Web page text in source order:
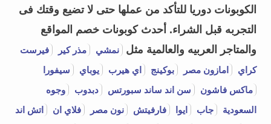
الكوبونات دوريا للتأكد من عملها حتى لا تضيع وقتك فى
التجربه قبل الشراء. أحدث كوبونات خصم المواقع
والمتاجر العربيه والعالمية مثل
نمشي مذر كير
فيرست
كراي
امازون مصر بوكينج اي هيرب يوباي
سيفورا
ماكس فاشون
سن اند ساند سبورتس دبدوب
وجوه
السعودية
جاب ايوا فارفيتش نون مصر فلاي ان
اتش اند